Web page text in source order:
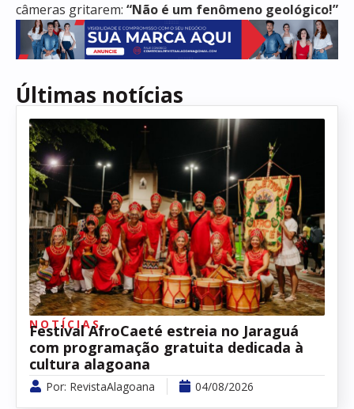
câmeras gritarem: “Não é um fenômeno geológico!”
Últimas notícias
NOTÍCIAS
Festival AfroCaeté estreia no Jaraguá
com programação gratuita dedicada à
cultura alagoana
Por: RevistaAlagoana 04/08/2026